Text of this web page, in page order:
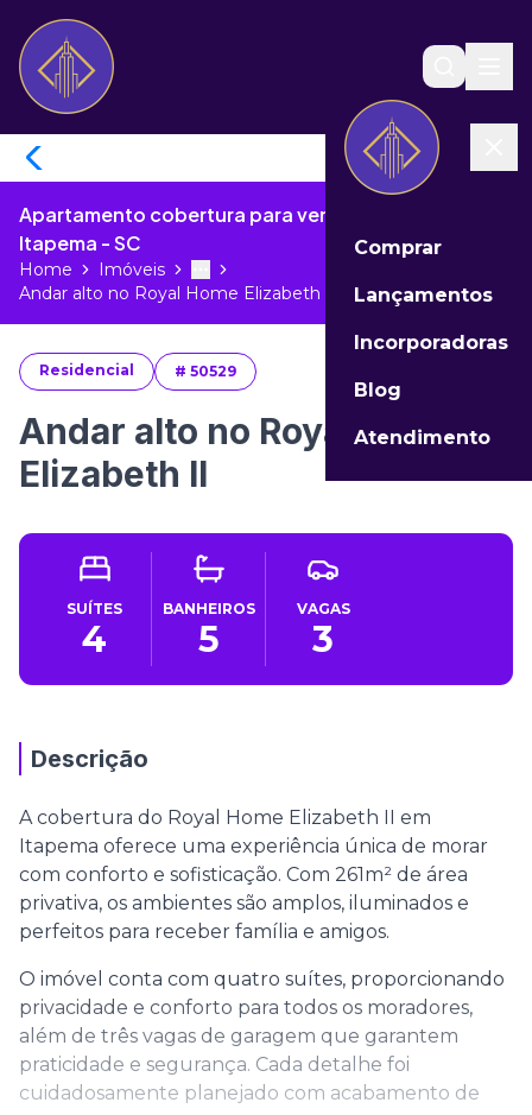
Comprar
Lançamentos
Incorporadoras
Blog
Atendimento
Apartamento cobertura para venda no Meia Praia de
Itapema - SC
Home Imóveis More
Toggle menu
Andar alto no Royal Home Elizabeth ...
Residencial # 50529
Andar alto no Royal Home
Elizabeth II
SUÍTES
4
BANHEIROS
5
VAGAS
3
Descrição
A cobertura do Royal Home Elizabeth II em
Itapema oferece uma experiência única de morar
com conforto e sofisticação. Com 261m² de área
privativa, os ambientes são amplos, iluminados e
perfeitos para receber família e amigos.
O imóvel conta com quatro suítes, proporcionando
privacidade e conforto para todos os moradores,
além de três vagas de garagem que garantem
praticidade e segurança. Cada detalhe foi
cuidadosamente planejado com acabamento de